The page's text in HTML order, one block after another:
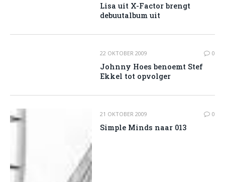
Lisa uit X-Factor brengt
debuutalbum uit
22 OKTOBER 2009 0
Johnny Hoes benoemt Stef
Ekkel tot opvolger
21 OKTOBER 2009 0
Simple Minds naar 013